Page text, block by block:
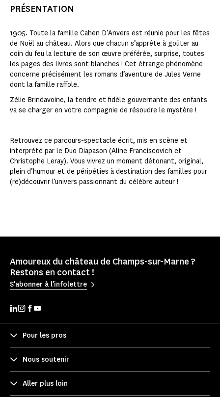
PRÉSENTATION
1905. Toute la famille Cahen D’Anvers est réunie pour les fêtes
de Noël au château. Alors que chacun s’apprête à goûter au
coin du feu la lecture de son œuvre préférée, surprise, toutes
les pages des livres sont blanches ! Cet étrange phénomène
concerne précisément les romans d’aventure de Jules Verne
dont la famille raffole.
Zélie Brindavoine, la tendre et fidèle gouvernante des enfants
va se charger en votre compagnie de résoudre le mystère !
Retrouvez ce parcours-spectacle écrit, mis en scène et
interprété par le Duo Diapason (Aline Franciscovich et
Christophe Leray). Vous vivrez un moment détonant, original,
plein d’humour et de péripéties à destination des familles pour
(re)découvrir l’univers passionnant du célèbre auteur !
Amoureux du château de Champs-sur-Marne ?
Restons en contact !
S'abonner à l'infolettre
Pour les pros
Nous soutenir
Aller plus loin